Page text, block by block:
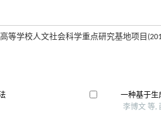
等学校人文社会科学重点研究基地项目